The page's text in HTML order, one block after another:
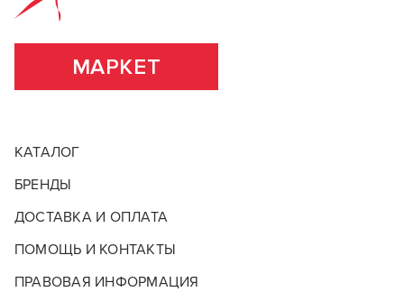
ПОДРОБНЕЕ О БРЕНДЕ
МАРКЕТ
КАТАЛОГ
БРЕНДЫ
ДОСТАВКА И ОПЛАТА
ПОМОЩЬ И КОНТАКТЫ
ПРАВОВАЯ ИНФОРМАЦИЯ